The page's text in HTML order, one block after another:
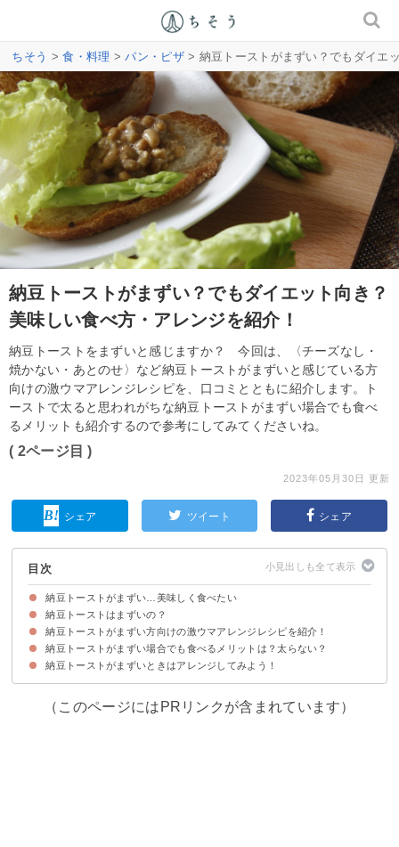
ちそう >食・料理 >パン・ピザ> 納豆トーストがまずい？でもダイエ
納豆トーストがまずい？でもダイエット向き？
美味しい食べ方・アレンジを紹介！
納豆トーストをまずいと感じますか？ 今回は、〈チーズなし・
焼かない・あとのせ〉など納豆トーストがまずいと感じている方
向けの激ウマアレンジレシピを、口コミとともに紹介します。ト
ーストで太ると思われがちな納豆トーストがまずい場合でも食べ
るメリットも紹介するので参考にしてみてくださいね。
( 2ページ目 )
2023年05月30日 更新
シェア ツイート シェア
目次
納豆トーストがまずい…美味しく食べたい
納豆トーストはまずいの？
納豆トーストをまずいと感じる人の口コミ
一方で納豆トーストを美味しいと感じる人もいる
納豆トーストがまずい方向けの激ウマアレンジレシピを紹介！
①焼かない納豆パン
②チーズなし納豆トースト
③あとのせ納豆トースト
④塩麹キャベツと納豆の巣篭り卵トースト
⑤納豆卵ウインナートースト
納豆トーストがまずい場合でも食べるメリットは？太らない？
納豆トーストがまずいときはアレンジしてみよう！
（このページにはPRリンクが含まれています）